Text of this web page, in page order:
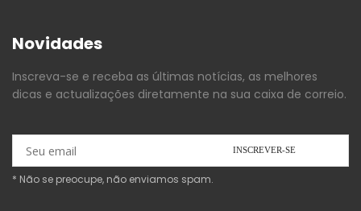
Novidades
Inscreva-se e receba as últimas notícias, as melhores
dicas e actualizações diretamente na sua caixa de correio.
* Não se preocupe, não enviamos spam.